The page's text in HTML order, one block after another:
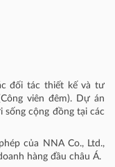
đối tác thiết kế và tư
viên đêm). Dự án
cộng đồng tại các
của NNA Co., Ltd.,
hàng đầu châu Á.